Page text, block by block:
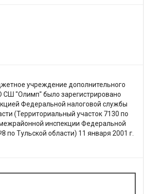
учреждение дополнительного
"Олимп" было зарегистрировано
Федеральной налоговой службы
(Территориальный участок 7130 по
инспекции Федеральной
по Тульской области) 11 января 2001 г.